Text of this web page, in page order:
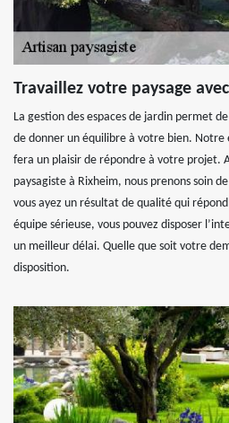
Travaillez votre paysage
La gestion des espaces de jardin permet
de donner un équilibre à votre bien. Notre
fera un plaisir de répondre à votre projet.
paysagiste à Rixheim, nous prenons soin
vous ayez un résultat de qualité qui
équipe sérieuse, vous pouvez disposer
un meilleur délai. Quelle que soit votre
disposition.